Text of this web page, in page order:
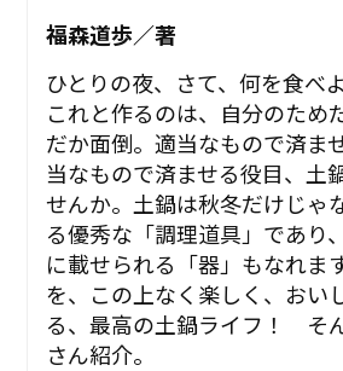
福森道歩／著
ひとりの夜、さて、何を食
これと作るのは、自分のため
だか面倒。適当なもので済ま
当なもので済ませる役目、土
せんか。土鍋は秋冬だけじゃ
る優秀な「調理道具」であり
に載せられる「器」もなれま
を、この上なく楽しく、おい
る、最高の土鍋ライフ！ そ
さん紹介。